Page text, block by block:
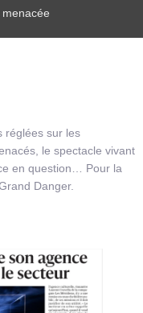
menacée
réglées sur les
le spectacle vivant
en question… Pour la
Danger.